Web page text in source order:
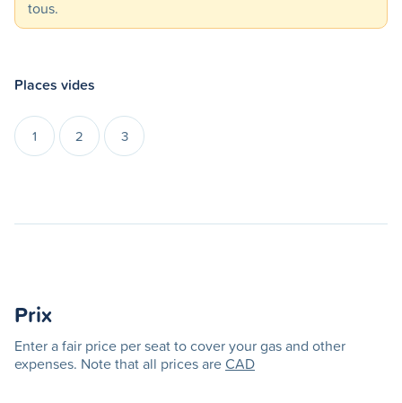
tous.
Places vides
1 2 3
Prix
Enter a fair price per seat to cover your gas and other
expenses. Note that all prices areCAD